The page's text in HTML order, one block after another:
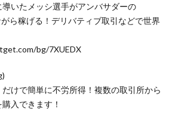
いたメッシ選手がアンバサダーの
ら稼げる！デリバティブ取引などで世界
bg/7XUEDX
けで簡単に不労所得！複数の取引所から
入できます！